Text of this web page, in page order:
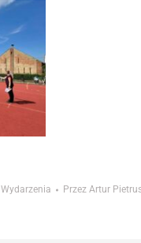
Wydarzenia Przez Artur